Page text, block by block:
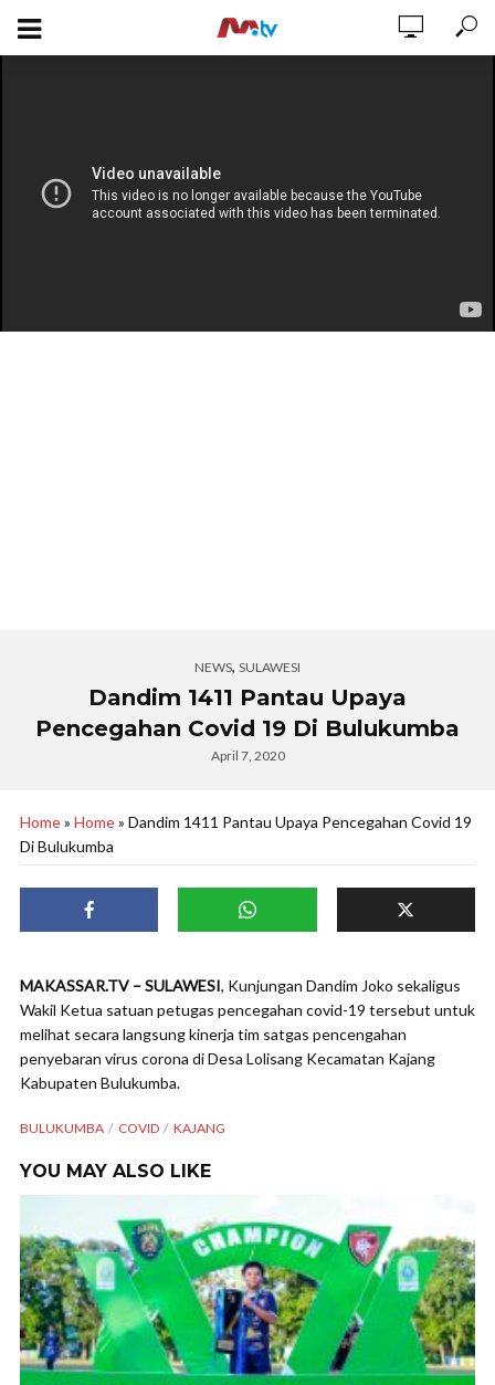
NEWS, SULAWESI
Dandim 1411 Pantau Upaya
Pencegahan Covid 19 Di Bulukumba
April 7, 2020
Home» Home» Dandim 1411 Pantau Upaya Pencegahan Covid 19
Di Bulukumba
MAKASSAR.TV – SULAWESI, Kunjungan Dandim Joko sekaligus
Wakil Ketua satuan petugas pencegahan covid-19 tersebut untuk
melihat secara langsung kinerja tim satgas pencengahan
penyebaran virus corona di Desa Lolisang Kecamatan Kajang
Kabupaten Bulukumba.
BULUKUMBA COVID KAJANG
YOU MAY ALSO LIKE